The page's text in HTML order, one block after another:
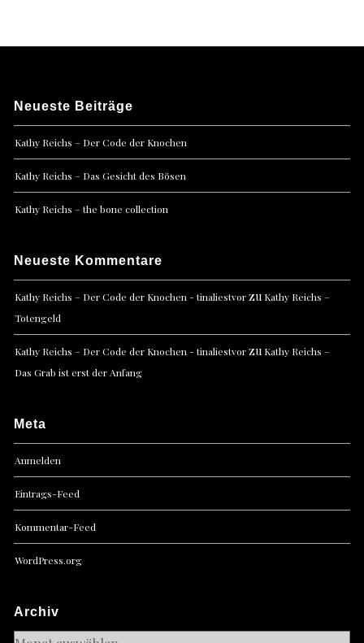
Neueste Beiträge
Kathy Reichs – Der Code der Knochen
Kathy Reichs – Das Gesicht des Bösen
Kathy Reichs – the bone collection
Neueste Kommentare
Kathy Reichs – Der Code der Knochen - tinaliestvorzu Kathy Reichs –
Totengeld
Kathy Reichs – Der Code der Knochen - tinaliestvorzu Kathy Reichs –
Das Grab ist erst der Anfang
Meta
Anmelden
Eintrags-Feed
Kommentar-Feed
WordPress.org
Archiv